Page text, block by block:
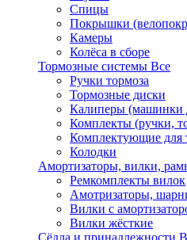
Спицы
Покрышки
Камеры
Колёса в сборе
Тормозные системы Все
Ручки тормоза
Тормозные диски
Калиперы (машинки
Комплекты (ручки,
Комплектующие для
Колодки
Амортизаторы, вилки,
Ремкомплекты вилок
Амотризаторы,
Вилки с
Вилки жёсткие
Сёдла и принадлежности